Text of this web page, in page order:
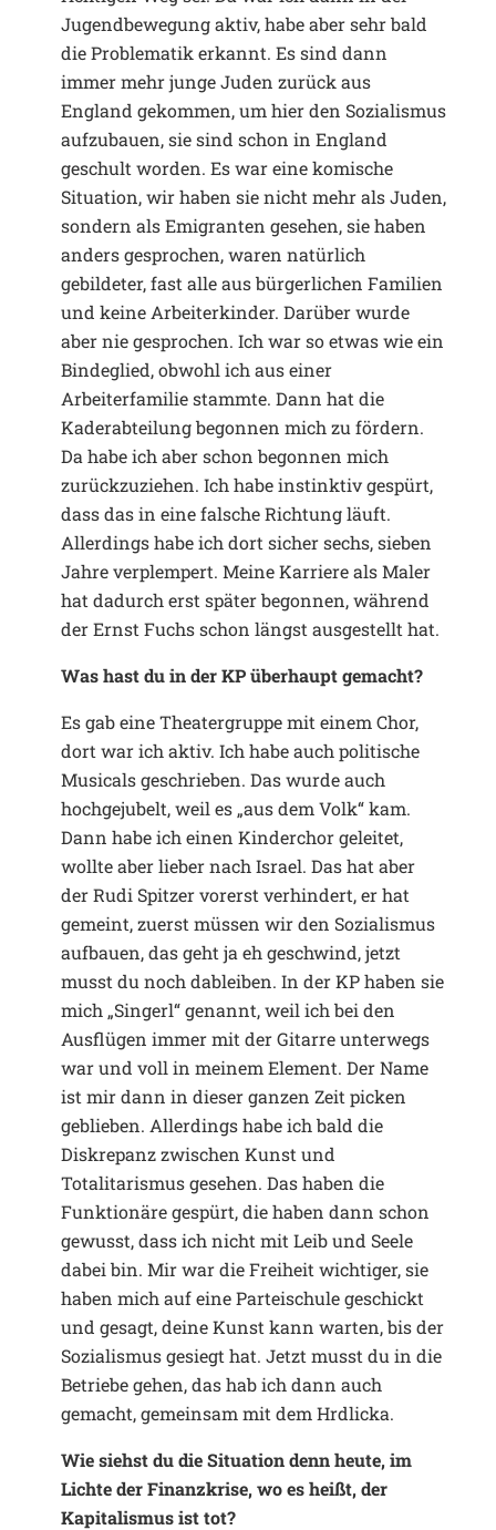
Jugendbewegung aktiv, habe aber sehr bald
die Problematik erkannt. Es sind dann
immer mehr junge Juden zurück aus
England gekommen, um hier den Sozialismus
aufzubauen, sie sind schon in England
geschult worden. Es war eine komische
Situation, wir haben sie nicht mehr als Juden,
sondern als Emigranten gesehen, sie haben
anders gesprochen, waren natürlich
gebildeter, fast alle aus bürgerlichen Familien
und keine Arbeiterkinder. Darüber wurde
aber nie gesprochen. Ich war so etwas wie ein
Bindeglied, obwohl ich aus einer
Arbeiterfamilie stammte. Dann hat die
Kaderabteilung begonnen mich zu fördern.
Da habe ich aber schon begonnen mich
zurückzuziehen. Ich habe instinktiv gespürt,
dass das in eine falsche Richtung läuft.
Allerdings habe ich dort sicher sechs, sieben
Jahre verplempert. Meine Karriere als Maler
hat dadurch erst später begonnen, während
der Ernst Fuchs schon längst ausgestellt hat.
Was hast du in der KP überhaupt gemacht?
Es gab eine Theatergruppe mit einem Chor,
dort war ich aktiv. Ich habe auch politische
Musicals geschrieben. Das wurde auch
hochgejubelt, weil es „aus dem Volk“ kam.
Dann habe ich einen Kinderchor geleitet,
wollte aber lieber nach Israel. Das hat aber
der Rudi Spitzer vorerst verhindert, er hat
gemeint, zuerst müssen wir den Sozialismus
aufbauen, das geht ja eh geschwind, jetzt
musst du noch dableiben. In der KP haben sie
mich „Singerl“ genannt, weil ich bei den
Ausflügen immer mit der Gitarre unterwegs
war und voll in meinem Element. Der Name
ist mir dann in dieser ganzen Zeit picken
geblieben. Allerdings habe ich bald die
Diskrepanz zwischen Kunst und
Totalitarismus gesehen. Das haben die
Funktionäre gespürt, die haben dann schon
gewusst, dass ich nicht mit Leib und Seele
dabei bin. Mir war die Freiheit wichtiger, sie
haben mich auf eine Parteischule geschickt
und gesagt, deine Kunst kann warten, bis der
Sozialismus gesiegt hat. Jetzt musst du in die
Betriebe gehen, das hab ich dann auch
gemacht, gemeinsam mit dem Hrdlicka.
Wie siehst du die Situation denn heute, im
Lichte der Finanzkrise, wo es heißt, der
Kapitalismus ist tot?